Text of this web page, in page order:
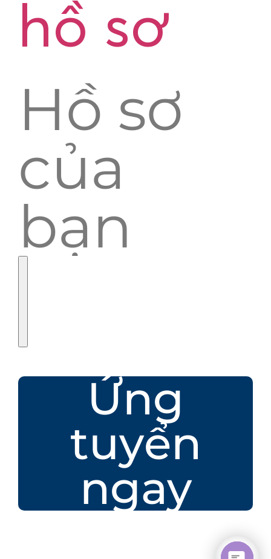
hồ sơ
Hồ sơ
của
bạn
Ứng
tuyển
ngay